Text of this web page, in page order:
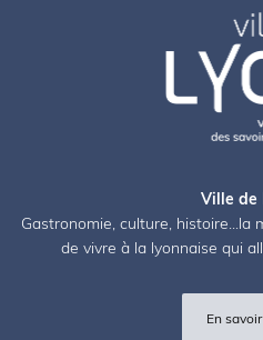
Ville de
Gastronomie, culture, histoire...la
de vivre à la lyonnaise qui
En